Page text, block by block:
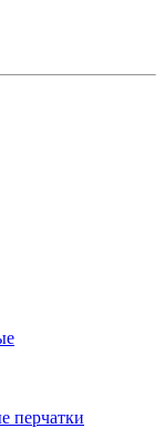
перчатки